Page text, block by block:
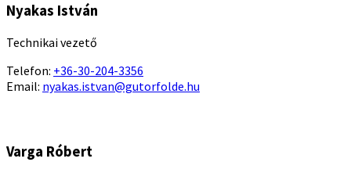
Nyakas István
Technikai vezető
Telefon: +36-30-204-3356
Email: nyakas.istvan@gutorfolde.hu
Varga Róbert